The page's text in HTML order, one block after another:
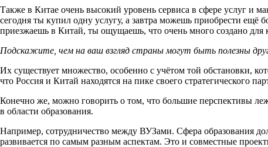
Также в Китае очень высокий уровень сервиса в сфере услуг и
сегодня ты купил одну услугу, а завтра можешь приобрести
приезжаешь в Китай, ты ощущаешь, что очень много создано для
Подскажите, чем на ваш взгляд страны могут быть полезны
Их существует множество, особенно с учётом той обстановки,
что Россия и Китай находятся на пике своего стратегического
Конечно же, можно говорить о том, что большие перспективы
в области образования.
Например, сотрудничество между ВУЗами. Сфера образования
развивается по самым разным аспектам. Это и совместные